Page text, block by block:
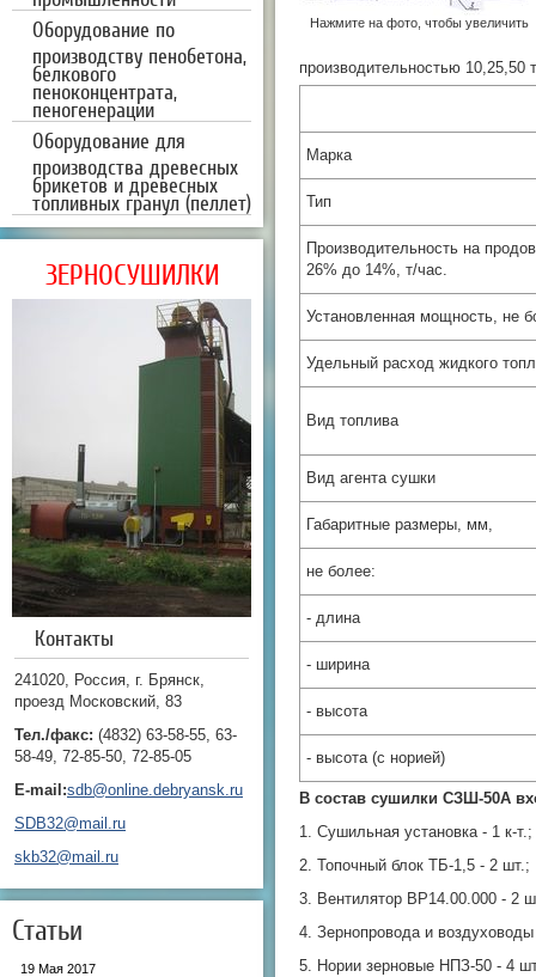
Оборудование по
производству пенобетона,
белкового
пеноконцентрата,
пеногенерации
Оборудование для
производства древесных
брикетов и древесных
топливных гранул (пеллет)
ЗЕРНОСУШИЛКИ
Контакты
241020, Россия, г. Брянск,
проезд Московский, 83
Тел./факс: (4832) 63-58-55, 63-
58-49, 72-85-50, 72-85-05
E-mail:sdb@online.debryansk.ru
SDB32@mail.ru
skb32@mail.ru
Статьи
19 Мая 2017
Нажмите на фото, чтобы увеличить
производительностью 10,25,50
Марка
Тип
Производительность на
26% до 14%, т/час.
Установленная мощность, не
Удельный расход жидкого
Вид топлива
Вид агента сушки
Габаритные размеры, мм,
не более:
- длина
- ширина
- высота
- высота (с норией)
В состав сушилки СЗШ-50А
1. Сушильная установка - 1 к-т.;
2. Топочный блок ТБ-1,5 - 2 шт.;
3. Вентилятор ВР14.00.000 - 2
4. Зернопровода и воздуховоды
5. Нории зерновые НПЗ-50 - 4